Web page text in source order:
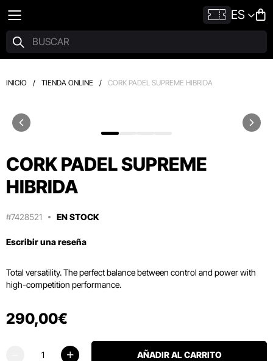
ES
INICIO / TIENDA ONLINE / CORK PADEL SUPREME HIBRIDA
CORK PADEL SUPREME
HIBRIDA
#7428521 EN STOCK
Escribir una reseña
Total versatility. The perfect balance between control and power with
high-competition performance.
290,00€
AÑADIR AL CARRITO